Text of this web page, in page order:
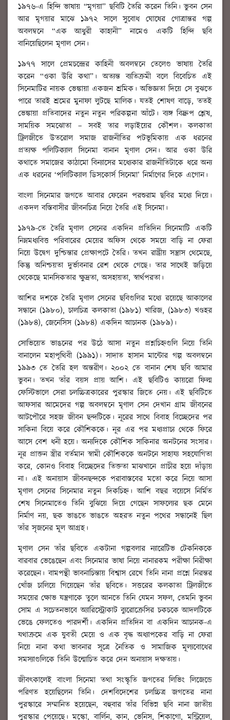
১৯৭৬-এ হিন্দি ভাষায় “মৃগয়া” ছবিটি তৈরি করেন তিনি। ভুবন সেন
আর মৃগয়ার মাঝে ১৯৭২ সালে সুবোধ ঘোষের গোত্রান্তর গল্প
অবলম্বনে “এক আধুরী কাহানী” নামেও একটি হিন্দি ছবি
বানিয়েছিলেন মৃণাল সেন।
১৯৭৭ সালে প্রেমচন্দ্রের কাহিনী অবলম্বনে তেলেগু ভাষায় তৈরি
করেন “ওকা উরি কথা”। অত্যন্ত ব্যতিক্রমী বলে বিবেচিত এই
সিনেমাটির নায়ক ভেঙ্কায়া একজন শ্রমিক। অভিজ্ঞতা দিয়ে সে বুঝতে
পারে তারই শ্রমের মুনাফা লুটছে মালিক। যতই শোষণ বাড়ে, ততই
ভেঙ্কায়া প্রতিবাদের নতুন নতুন পরিকল্পনা আঁটে। ব্যঙ্গ বিদ্রুপ শ্লেষ,
সাময়িক সমঝোতা – সবই তার লড়াইয়ের কৌশল। কলকাতা
ট্রিলজীতে উতরোল সমাজ রাজনীতির পটভূমিকায় এক ধরনের
প্রত্যক্ষ পলিটিক্যাল সিনেমা বানান মৃণাল সেন। আর ওকা উরি
কথাতে সমাজের কাঠামো বিন্যাসের মধ্যেকার রাজনীতিটাকে ধরে অন্য
এক ধরনের ‘পলিটিক্যাল ডিসকোর্স সিনেমা’ নির্মাণের দিকে এগোন।
বাংলা সিনেমার জগতে আবার ফেরেন পরশুরাম ছবির মধ্যে দিয়ে।
একদল বস্তিবাসীর জীবনচিত্র নিয়ে তৈরি এই সিনেমা।
১৯৭৯-তে তৈরি মৃণাল সেনের একদিন প্রতিদিন সিনেমাটি একটি
নিম্নমধ্যবিত্ত পরিবারের মেয়ের অফিস থেকে সময়ে বাড়ি না ফেরা
নিয়ে উদ্বেগ দুশ্চিন্তার প্রেক্ষাপটে তৈরি। তখন রাষ্ট্রীয় সন্ত্রাস থেমেছে,
কিন্তু অনিশ্চয়তা দুর্ভাবনার রেশ থেকে গেছে। তার সাথেই জড়িয়ে
থেকেছে মানসিকতার ক্ষুদ্রতা, অসহায়তা, স্বার্থপরতা।
আশির দশকে তৈরি মৃণাল সেনের ছবিগুলির মধ্যে রয়েছে আকালের
সন্ধানে (১৯৮০), চালচিত্র কলকাতা (১৯৮১) খারিজ, (১৯৮৩) খণ্ডহর
(১৯৮৪), জেনেসিস (১৯৮৪) একদিন আচানক (১৯৮৯)।
সোভিয়েত ভাঙনের পর উঠে আসা নতুন প্রশ্নচিহ্নগুলি নিয়ে তিনি
বানালেন মহাপৃথিবী (১৯৯১)। সাদাত হাসান মান্টোর গল্প অবলম্বনে
১৯৯৩ তে তৈরি হল অন্তরীণ। ২০০২ তে বানান শেষ ছবি আমার
ভুবন। তখন তাঁর বয়স প্রায় আশি। এই ছবিটিও কায়রো ফিল্ম
ফেস্টিভালে সেরা চলচ্চিত্রকারের পুরস্কার জিতে নেয়। এই ছবিটিতে
আফসার আমেদের গল্প অবলম্বনে মৃণাল সেন দেখান গ্রাম জীবনের
আটপৌরে সহজ জীবন ছন্দটিকে। নূরের সাথে বিবাহ বিচ্ছেদের পর
সাকিনা বিয়ে করে কৌশিককে। নূর এর পর মধ্যপ্রাচ্য থেকে ফিরে
আসে বেশ ধনী হয়ে। অন্যদিকে কৌশিক সাকিনার অনটনের সংসার।
নূর প্রাক্তন স্ত্রীর বর্তমান স্বামী কৌশিককে অনটনে সাহায্য সহযোগিতা
করে, কোনও বিবাহ বিচ্ছেদের তিক্ততা মাঝখানে প্রাচীর হয়ে দাঁড়ায়
না। এই অনায়াস জীবনছন্দকে পরাবাস্তবের মতো করে নিয়ে আসা
মৃণাল সেনের সিনেমার নতুন দিকচিহ্ন। আশি বছর বয়েসে নির্মিত
শেষ সিনেমাতেও তিনি বুঝিয়ে দিয়ে গেছেন সাফল্যের ছক মেনে
নির্মাণ নয়, ছক ভাঙতে ভাঙতে অহরত নতুন পথের সন্ধানেই ছিল
তাঁর সৃজনের মূল আগ্রহ।
মৃণাল সেন তাঁর ছবিতে একটানা গল্পবলার ন্যারেটিভ টেকনিককে
বারবার ভেঙেছেন এবং সিনেমার ভাষা নিয়ে নানারকম পরীক্ষা নিরীক্ষা
করেছেন। বামপন্থী ভাবনাচিন্তায় বিশ্বাস রেখে তিনি নানা প্রশ্নে নিরন্তর
খোঁজ চালিয়ে গিয়েছেন তাঁর ছবিতে। সত্তরের কলকাতা ট্রিলজীতে
সময়ের ক্ষোভ যন্ত্রণাকে তুলে আনতে তিনি যেমন সফল, তেমনি ভুবন
সোম এ সচেতনভাবে অ্যারিস্ট্রোকাট ব্যুরোক্রেসির চকচকে আদলটিকে
ভেঙে ফেলতেও পারদর্শী। একদিন প্রতিদিন বা একদিন আচানক-এ
যথাক্রমে এক যুবতী মেয়ে ও এক বৃদ্ধ অধ্যাপকের বাড়ি না ফেরা
নিয়ে নানা কথা ভাবনার সূত্রে নৈতিক ও সামাজিক মূল্যবোধের
সমস্যাগুলিকে তিনি উন্মোচিত করে দেন অনায়াস দক্ষতায়।
জীবৎকালেই বাংলা সিনেমা তথা সংস্কৃতি জগতের লিভিং লিজেন্ডে
পরিণত হয়েছিলেন তিনি। দেশবিদেশের চলচ্চিত্র জগতের নানা
পুরস্কারে সম্মানিত হয়েছেন, বহুবার তাঁর বিভিন্ন ছবি নানা জাতীয়
পুরস্কার পেয়েছে। মস্কো, বার্লিন, কান, ভেনিস, শিকাগো, মন্ট্রিয়েল,